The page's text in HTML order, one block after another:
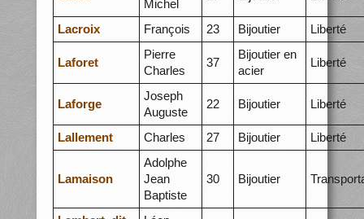
Michel
Lacroix François 23 Bijoutier Liberté
Laforet
Pierre
Charles
37
Bijoutier en
acier
Liberté
Laforge
Joseph
Auguste
22 Bijoutier Liberté
Lallement Charles 27 Bijoutier Liberté
Lamaison
Adolphe
Jean
Baptiste
30 Bijoutier